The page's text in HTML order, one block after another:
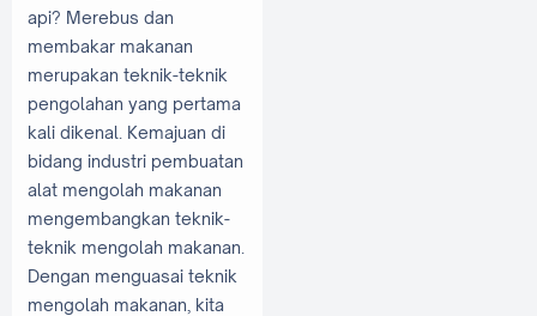
api? Merebus dan
membakar makanan
merupakan teknik-teknik
pengolahan yang pertama
kali dikenal. Kemajuan di
bidang industri pembuatan
alat mengolah makanan
mengembangkan teknik-
teknik mengolah makanan.
Dengan menguasai teknik
mengolah makanan, kita